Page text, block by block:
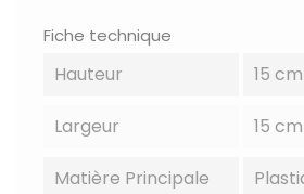
Fiche technique
Hauteur 15 cm
Largeur 15 cm
Matière Principale